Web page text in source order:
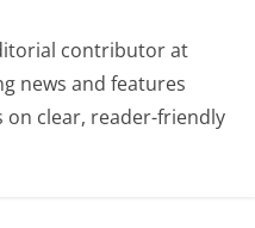
contributor at
news and features
on clear, reader-friendly